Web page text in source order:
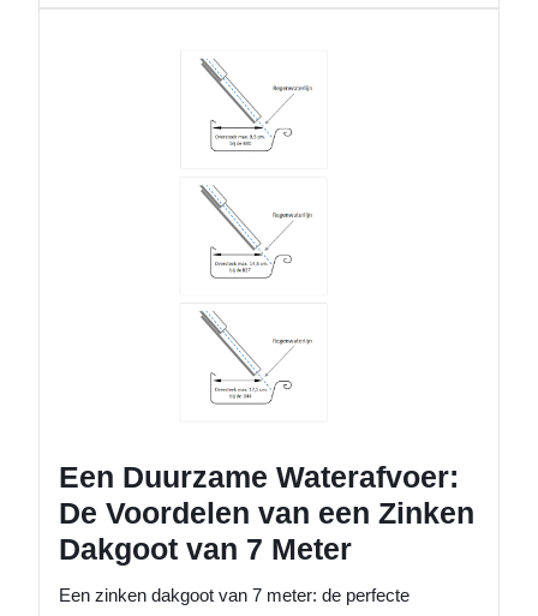
Een Duurzame Waterafvoer:
De Voordelen van een Zinken
Dakgoot van 7 Meter
Een zinken dakgoot van 7 meter: de perfecte